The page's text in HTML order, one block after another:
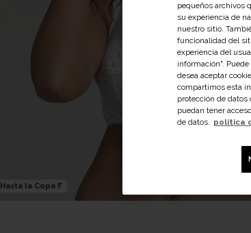
Hasta la Copa F
pequeños archivos
su experiencia de
nuestro sitio.
funcionalidad del
experiencia del
información".
desea aceptar
compartimos esta
protección de datos
puedan tener
de datos. política